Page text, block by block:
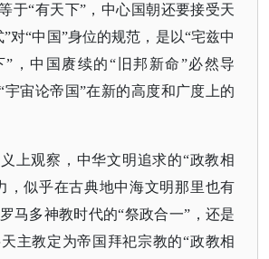
于“有天下”，中心国朝还要接受天
对“中国”身位的规范，是以“宅兹中
”，中国赓续的“旧邦新命”必然导
宇宙论帝国”在新的高度和广度上的
上观察，中华文明追求的“政教相
，似乎在古典地中海文明那里也有
马多神教时代的“祭政合一”，还是
主教定为帝国拜祀宗教的“政教相